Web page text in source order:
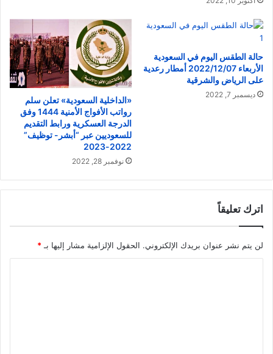
حالة الطقس اليوم في السعودية
الأربعاء 2022/12/07 أمطار رعدية
على الرياض والشرقية
ديسمبر 7, 2022
«الداخلية السعودية» تعلن سلم
رواتب الأفواج الأمنية 1444 وفق
الدرجة العسكرية ورابط التقديم
للسعوديين عبر “أبشر- توظيف”
2022-2023
نوفمبر 28, 2022
اترك تعليقاً
لن يتم نشر عنوان بريدك الإلكتروني. الحقول الإلزامية مشار إليها بـ *